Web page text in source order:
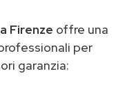
Firenze offre una
per
garanzia: